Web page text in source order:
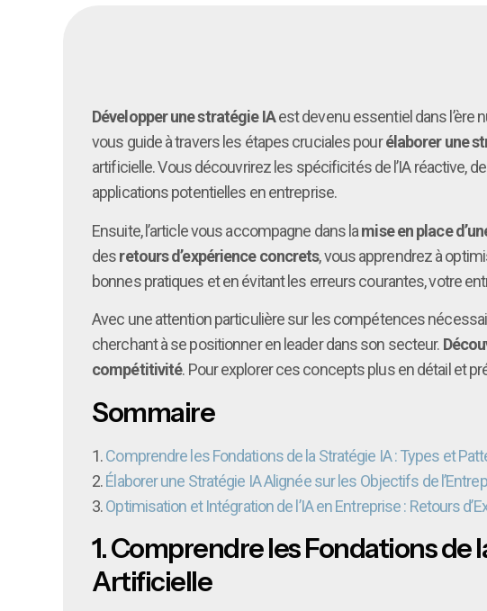
Développer une stratégie IAest devenu essentiel dans l’ère
vous guide à travers les étapes cruciales pourélaborer une
artificielle. Vous découvrirez les spécificités de l’IA réactive,
applications potentielles en entreprise.
Ensuite, l’article vous accompagne dans lamise en place
desretours d’expérience concrets, vous apprendrez à
bonnes pratiques et en évitant les erreurs courantes, votre
Avec une attention particulière sur les compétences
cherchant à se positionner en leader dans son secteur.
compétitivité. Pour explorer ces concepts plus en détail et
Sommaire
1.Comprendre les Fondations de la Stratégie IA : Types et
2.Élaborer une Stratégie IA Alignée sur les Objectifs de
3.Optimisation et Intégration de l’IA en Entreprise : Retours
1.Comprendre les Fondations de
Artificielle